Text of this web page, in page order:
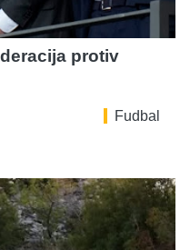
protiv
Fudbal